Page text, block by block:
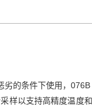
的条件下使用，
样以支持高精度温度